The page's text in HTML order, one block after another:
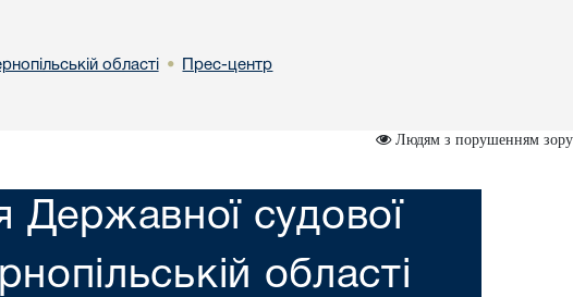
області • Прес-центр
Людям з порушенням зору
Державної судової
області